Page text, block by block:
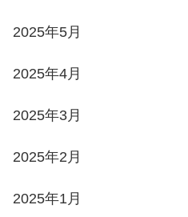
2025年5月
2025年4月
2025年3月
2025年2月
2025年1月